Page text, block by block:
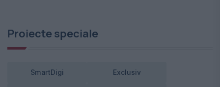
Proiecte speciale
SmartDigi Exclusiv